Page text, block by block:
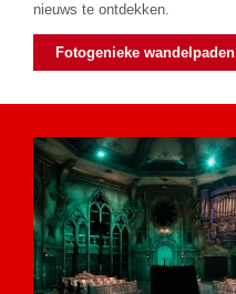
nieuws te ontdekken.
Fotogenieke wandelpaden